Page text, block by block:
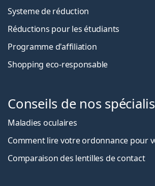
Systeme de réduction
Réductions pour les étudiants
Programme d'affiliation
Shopping eco-responsable
Conseils de nos
Maladies oculaires
Comment lire votre ordonnance pour
Comparaison des lentilles de contact